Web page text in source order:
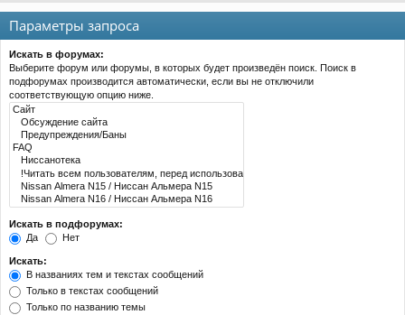
Параметры запроса
Искать в форумах:
Выберите форум или форумы, в которых будет произведён поиск. Поиск в
подфорумах производится автоматически, если вы не отключили
соответствующую опцию ниже.
Искать в подфорумах:
Да
Нет
Искать:
В названиях тем и текстах сообщений
Только в текстах сообщений
Только по названию темы